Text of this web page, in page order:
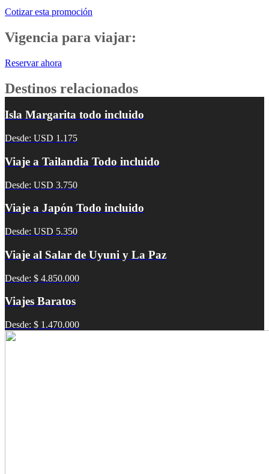
Cotizar esta promoción
Vigencia para viajar:
Reservar ahora
Destinos relacionados
Isla Margarita todo incluido
Desde: USD 1.175
Viaje a Tailandia Todo incluido
Desde: USD 3.750
Viaje a Japón Todo incluido
Desde: USD 5.350
Viaje al Salar de Uyuni y La Paz
Desde: $ 4.850.000
Viajes Baratos
Desde: $ 1.470.000